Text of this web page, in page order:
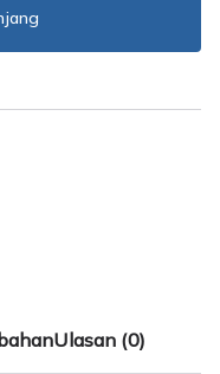
Ulasan (0)